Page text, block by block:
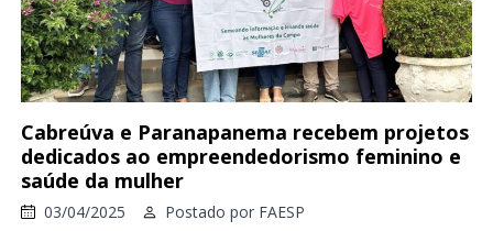
Cabreúva e Paranapanema recebem projetos
dedicados ao empreendedorismo feminino e
saúde da mulher
03/04/2025 Postado por FAESP